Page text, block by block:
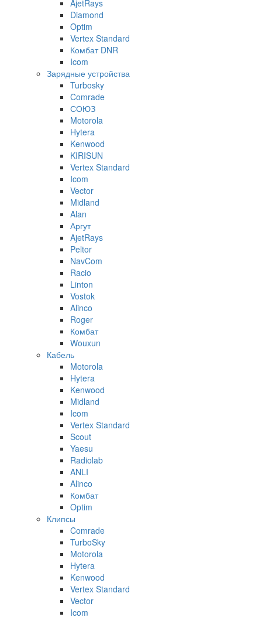
AjetRays
Diamond
Optim
Vertex Standard
Комбат DNR
Icom
Зарядные устройства
Turbosky
Comrade
СОЮЗ
Motorola
Hytera
Kenwood
KIRISUN
Vertex Standard
Icom
Vector
Midland
Alan
Аргут
AjetRays
Peltor
NavCom
Racio
Linton
Vostok
Alinco
Roger
Комбат
Wouxun
Кабель
Motorola
Hytera
Kenwood
Midland
Icom
Vertex Standard
Scout
Yaesu
Radiolab
ANLI
Alinco
Комбат
Optim
Клипсы
Comrade
TurboSky
Motorola
Hytera
Kenwood
Vertex Standard
Vector
Icom